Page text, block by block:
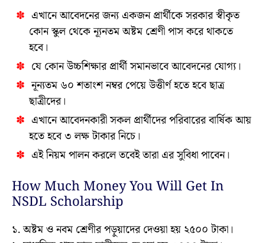
এখানে আবেদনের জন্য একজন প্রার্থীকে সরকার স্বীকৃত
কোন স্কুল থেকে ন্যূনতম অষ্টম শ্রেণী পাস করে থাকতে
হবে।
যে কোন উচ্চশিক্ষার প্রার্থী সমানভাবে আবেদনের যোগ্য।
নূন্যতম ৬০ শতাংশ নম্বর পেয়ে উত্তীর্ণ হতে হবে ছাত্র
ছাত্রীদের।
এখানে আবেদনকারী সকল প্রার্থীদের পরিবারের বার্ষিক আয়
হতে হবে ৩ লক্ষ টাকার নিচে।
এই নিয়ম পালন করলে তবেই তারা এর সুবিধা পাবেন।
How Much Money You Will Get In
NSDL Scholarship
১. অষ্টম ও নবম শ্রেণীর পড়ুয়াদের দেওয়া হয় ২৫০০ টাকা।